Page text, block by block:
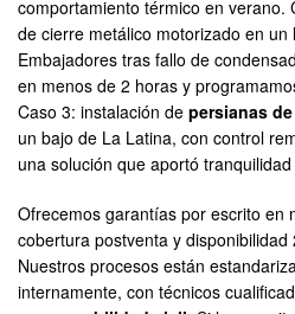
comportamiento térmico en verano.
de cierre metálico motorizado en
Embajadores tras fallo de
en menos de 2 horas y
Caso 3: instalación de persianas
un bajo de La Latina, con control
una solución que aportó
Ofrecemos garantías por escrito en
cobertura postventa y disponibilidad
Nuestros procesos están
internamente, con técnicos